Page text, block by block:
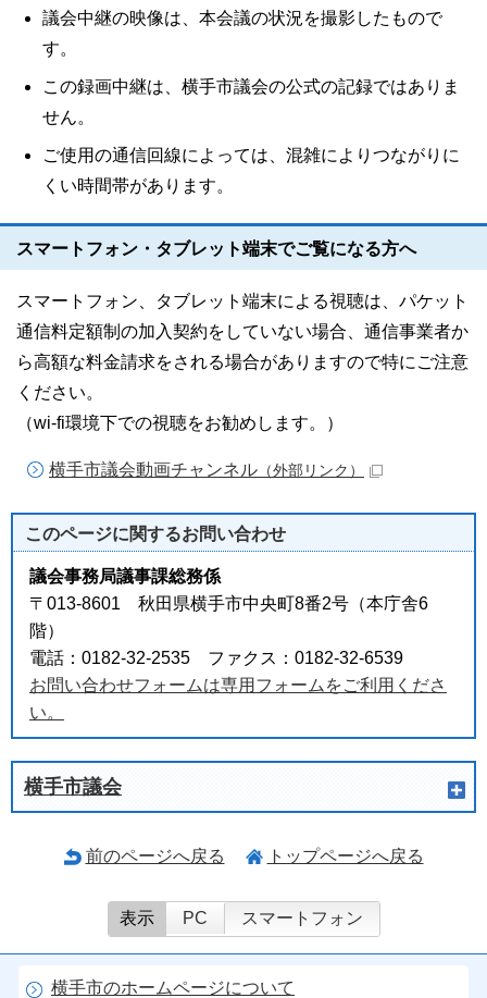
議会中継の映像は、本会議の状況を撮影したもので
す。
この録画中継は、横手市議会の公式の記録ではありま
せん。
ご使用の通信回線によっては、混雑によりつながりに
くい時間帯があります。
スマートフォン・タブレット端末でご覧になる方へ
スマートフォン、タブレット端末による視聴は、パケット
通信料定額制の加入契約をしていない場合、通信事業者か
ら高額な料金請求をされる場合がありますので特にご注意
ください。
（wi-fi環境下での視聴をお勧めします。）
横手市議会動画チャンネル （外部リンク）
このページに関するお問い合わせ
議会事務局議事課総務係
〒013-8601 秋田県横手市中央町8番2号（本庁舎6
階）
電話：0182-32-2535 ファクス：0182-32-6539
お問い合わせフォームは専用フォームをご利用くださ
い。
横手市議会
前のページへ戻る トップページへ戻る
表示 PC スマートフォン
横手市のホームページについて